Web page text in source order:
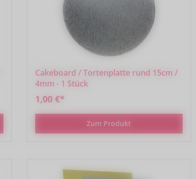
Cakeboard / Tortenplatte rund 15cm /
4mm - 1 Stück
1,00 €*
Zum Produkt